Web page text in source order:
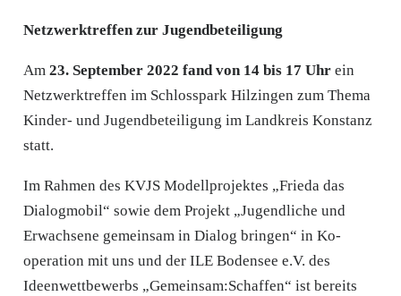
Netzwerktreffen zur Jugendbeteiligung
Am 23. September 2022 fand von 14 bis 17 Uhrein
Netzwerktreffen im Schlosspark Hilzingen zum Thema
Kinder- und Jugendbeteiligung im Landkreis Konstanz
statt.
Im Rahmen des KVJS Modellprojektes „Frieda das
Dialogmobil“ sowie dem Projekt „Jugendliche und
Erwachsene gemeinsam in Dialog bringen“ in Ko­
operation mit uns und der ILE Bodensee e.V. des
Ideenwettbewerbs „Gemeinsam:Schaffen“ ist bereits